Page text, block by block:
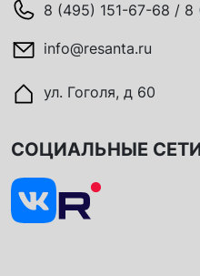
8 (495) 151-67-68 /
info@resanta.ru
ул. Гоголя, д 60
СОЦИАЛЬНЫЕ